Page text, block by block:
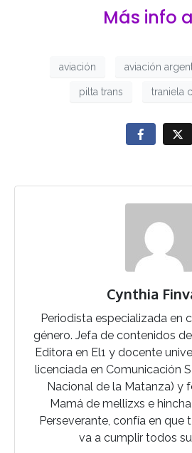
Más info
aviación aviación
pilta trans traniela
Cynthia
Periodista especializada en
género. Jefa de contenidos
Editora en El1 y docente
licenciada en Comunicación
Nacional de la Matanza) y
Mamá de mellizxs e
Perseverante, confía en que
va a cumplir todos